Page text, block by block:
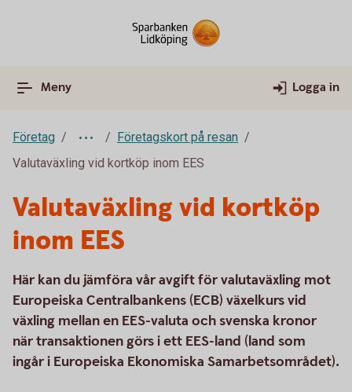
Meny Logga in
Företag
Företagskort på resan
Valutaväxling vid kortköp inom EES
Valutaväxling vid kortköp
inom EES
Här kan du jämföra vår avgift för valutaväxling mot
Europeiska Centralbankens (ECB) växelkurs vid
växling mellan en EES-valuta och svenska kronor
när transaktionen görs i ett EES-land (land som
ingår i Europeiska Ekonomiska Samarbetsområdet).